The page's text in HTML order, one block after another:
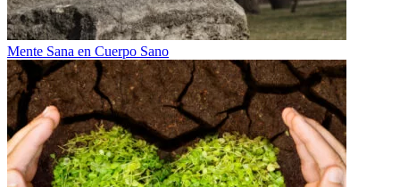
Mente Sana en Cuerpo Sano